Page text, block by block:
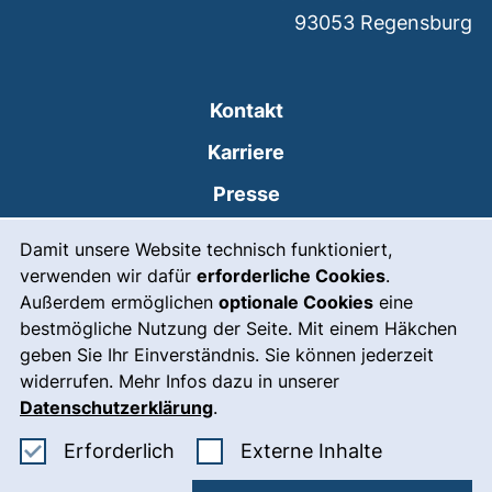
Damit unsere Website technisch funktioniert,
verwenden wir dafür erforderliche Cookies.
Außerdem ermöglichen optionale Cookies eine
bestmögliche Nutzung der Seite. Mit einem Häkchen
geben Sie Ihr Einverständnis. Sie können jederzeit
widerrufen. Mehr Infos dazu in unserer
Datenschutzerklärung.
Erforderlich Erforderliche Cookies akzeptieren
Externe Inhalte: Externe
Kontakt
Karriere
Presse
Leichte Sprache
Gebärdensprache
Notfall(externer Link, öffnet
Impressum
Barrierefreiheit
Datenschutz
93053 Regensburg